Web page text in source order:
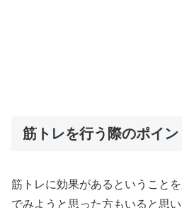
筋トレを行う際のポイン
筋トレに効果があるということ
でみようと思った方もいると思い